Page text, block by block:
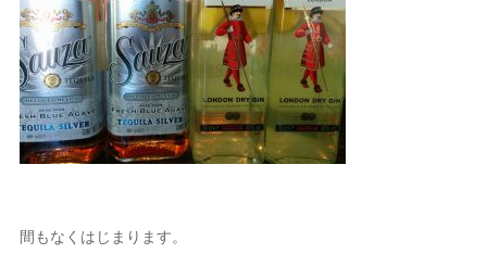
間もなくはじまります。